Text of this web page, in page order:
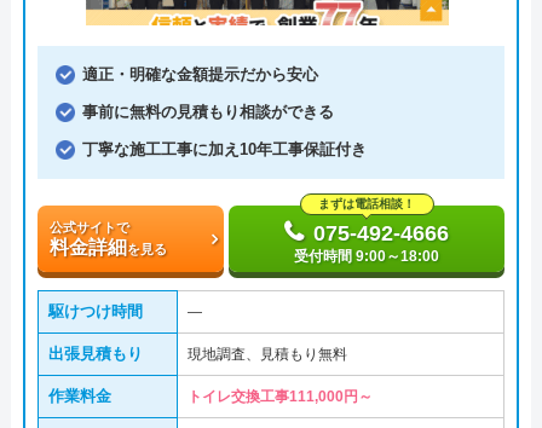
適正・明確な金額提示だから安心
事前に無料の見積もり相談ができる
丁寧な施工工事に加え10年工事保証付き
公式サイトで
料金詳細を見る
まずは電話相談！
075-492-4666
受付時間 9:00～18:00
駆けつけ時間 ―
出張見積もり 現地調査、見積もり無料
作業料金 トイレ交換工事111,000円～